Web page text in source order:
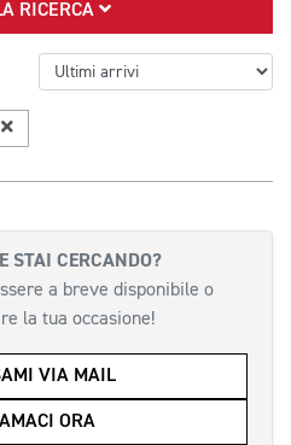
RICERCA
STAI CERCANDO?
a breve disponibile o
la tua occasione!
VIA MAIL
ORA